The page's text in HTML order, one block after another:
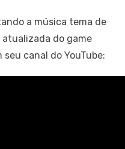
a música tema de
atualizada do game
canal do YouTube: